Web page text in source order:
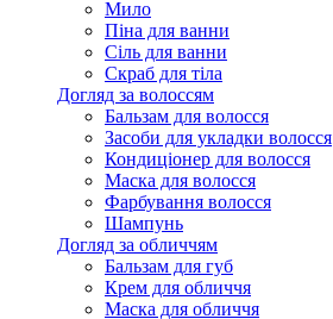
Мило
Піна для ванни
Сіль для ванни
Скраб для тіла
Догляд за волоссям
Бальзам для волосся
Засоби для укладки волосся
Кондиціонер для волосся
Маска для волосся
Фарбування волосся
Шампунь
Догляд за обличчям
Бальзам для губ
Крем для обличчя
Маска для обличчя